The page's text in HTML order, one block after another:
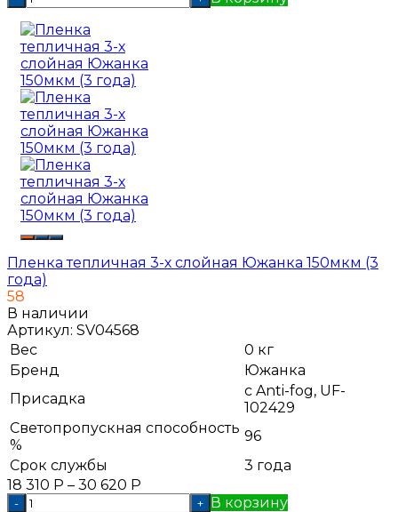
Пленка тепличная 3-х слойная Южанка 150мкм (3
года)
58
В наличии
Артикул: SV04568
Вес
0 кг
Бренд
Южанка
Присадка
с Anti-fog, UF-
102429
Светопропускная способность
%
96
Срок службы
3 года
18 310 Р – 30 620 Р
- + В корзину